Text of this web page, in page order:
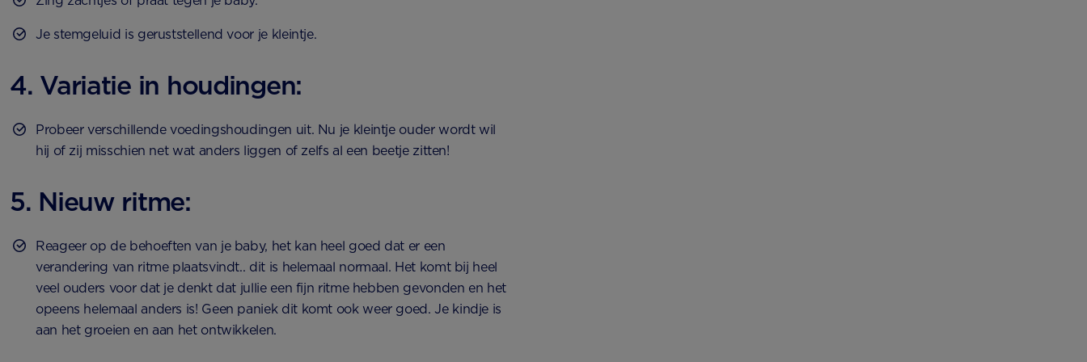
Je stemgeluid is geruststellend voor je kleintje.
4. Variatie in houdingen:
Probeer verschillende voedingshoudingen uit. Nu je kleintje ouder wordt wil
hij of zij misschien net wat anders liggen of zelfs al een beetje zitten!
5. Nieuw ritme:
Reageer op de behoeften van je baby, het kan heel goed dat er een
verandering van ritme plaatsvindt.. dit is helemaal normaal. Het komt bij heel
veel ouders voor dat je denkt dat jullie een fijn ritme hebben gevonden en het
opeens helemaal anders is! Geen paniek dit komt ook weer goed. Je kindje is
aan het groeien en aan het ontwikkelen.